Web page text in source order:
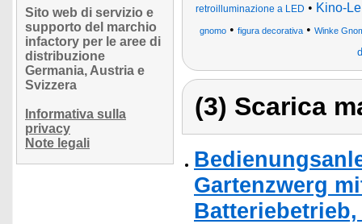
Sito web di servizio e
supporto del marchio
infactory per le aree di
distribuzione
Germania, Austria e
Svizzera
Informativa sulla
privacy
Note legali
retroilluminazione a LED • Kino-
gnomo • figura decorativa • Winke
(3) Scarica
Gartenzwerg